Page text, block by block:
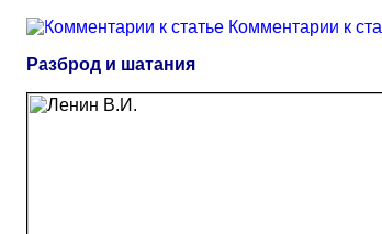
Комментарии к
Разброд и шатания